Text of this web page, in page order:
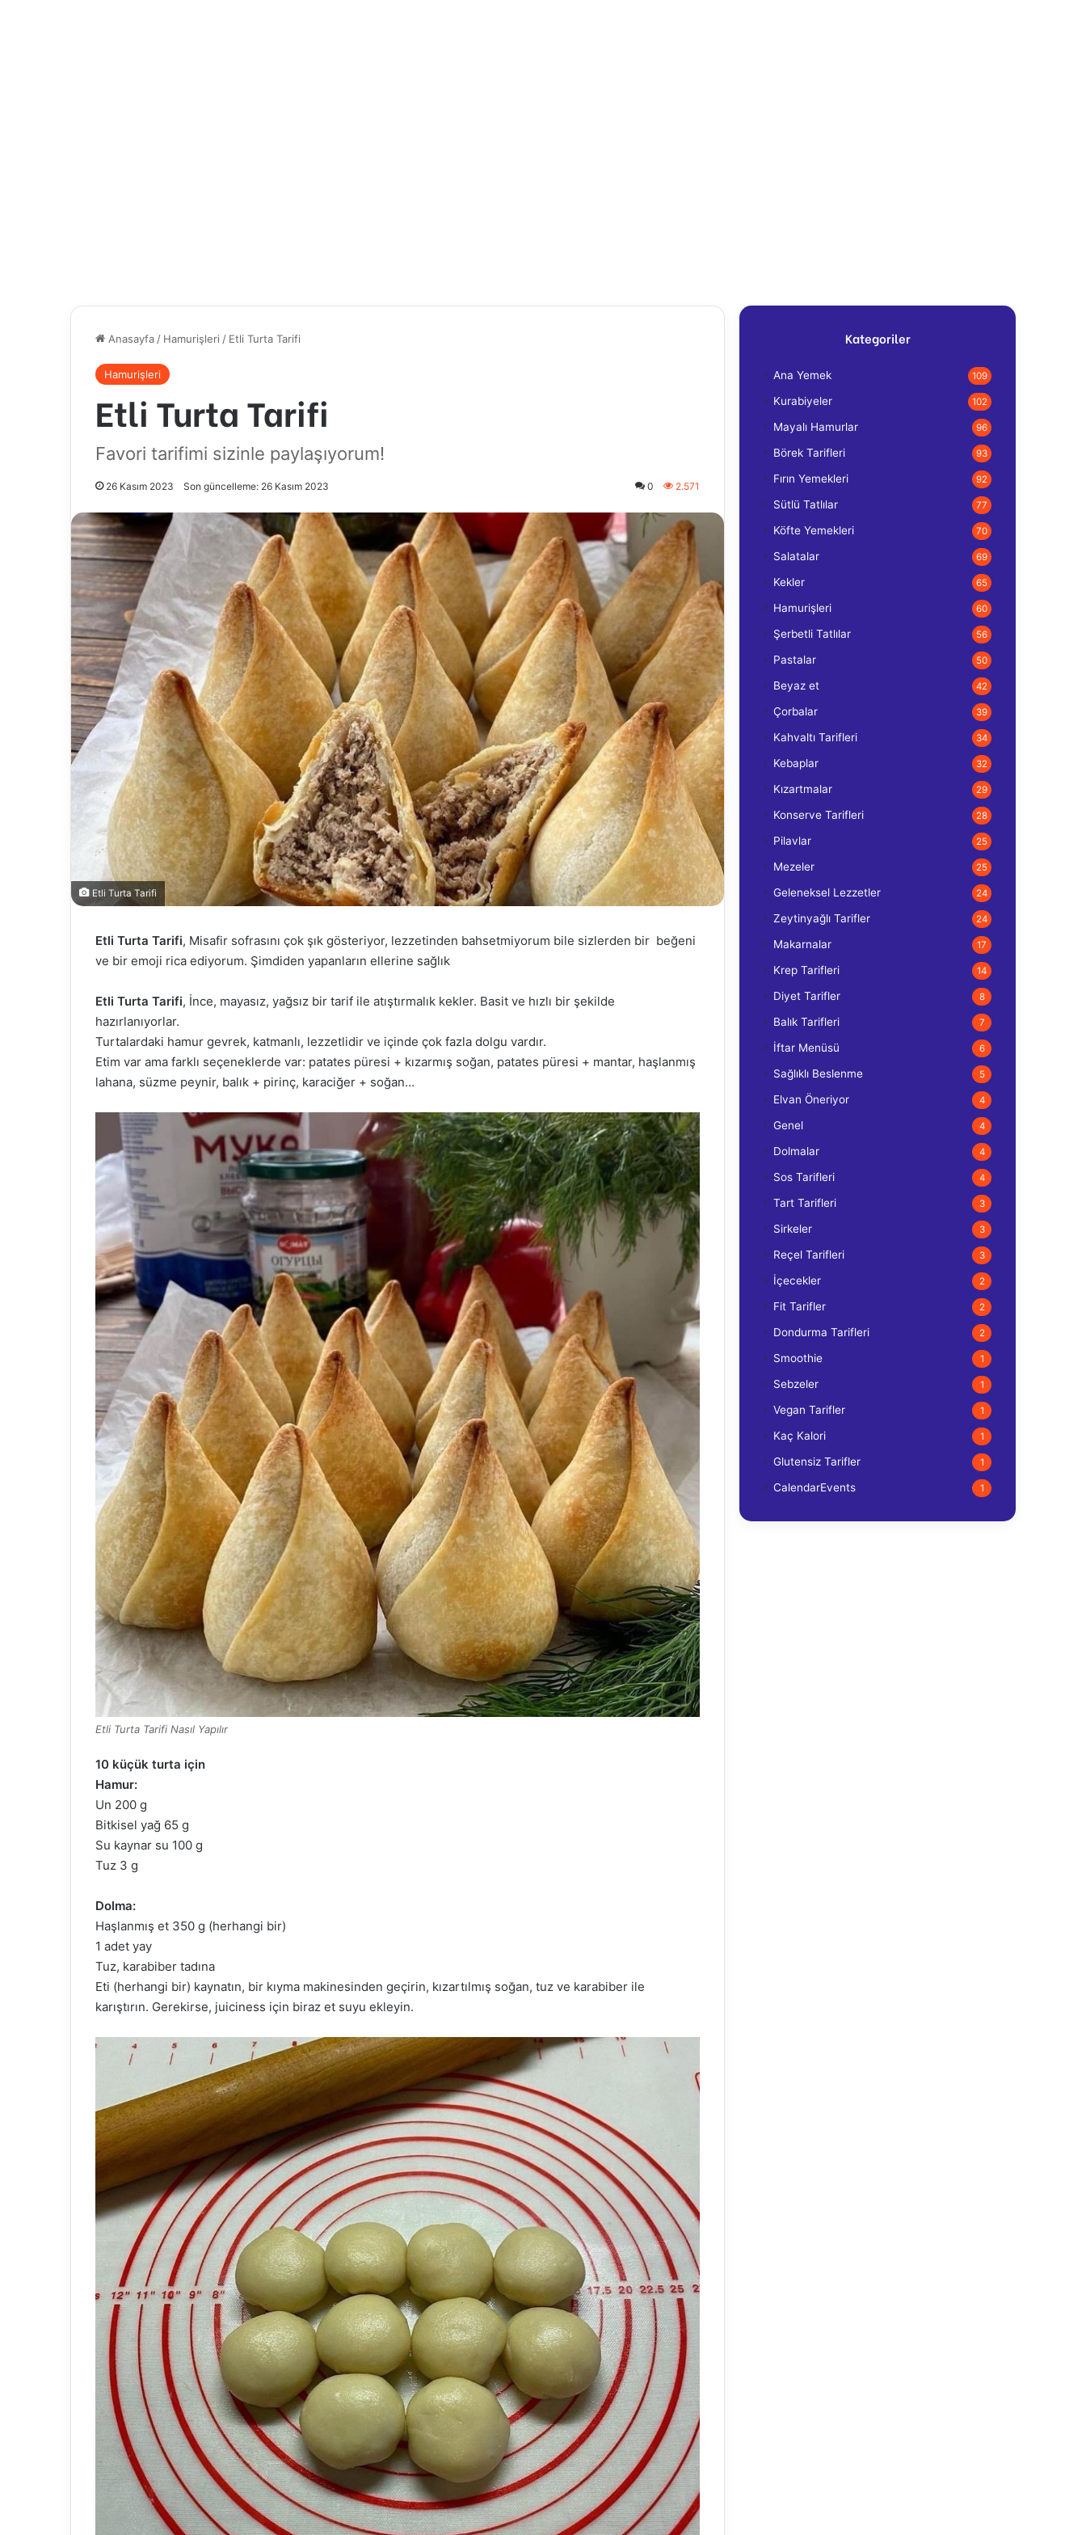
Anasayfa / Hamurişleri / Etli Turta Tarifi
Hamurişleri
Etli Turta Tarifi
Favori tarifimi sizinle paylaşıyorum!
26 Kasım 2023 Son güncelleme: 26 Kasım 2023 0 2.571
Etli Turta Tarifi
Etli Turta Tarifi, Misafir sofrasını çok şık gösteriyor, lezzetinden bahsetmiyorum bile sizlerden bir beğeni
ve bir emoji rica ediyorum. Şimdiden yapanların ellerine sağlık
Etli Turta Tarifi, İnce, mayasız, yağsız bir tarif ile atıştırmalık kekler. Basit ve hızlı bir şekilde
hazırlanıyorlar.
Turtalardaki hamur gevrek, katmanlı, lezzetlidir ve içinde çok fazla dolgu vardır.
Etim var ama farklı seçeneklerde var: patates püresi + kızarmış soğan, patates püresi + mantar, haşlanmış
lahana, süzme peynir, balık + pirinç, karaciğer + soğan…
Etli Turta Tarifi Nasıl Yapılır
10 küçük turta için
Hamur:
Un 200 g
Bitkisel yağ 65 g
Su kaynar su 100 g
Tuz 3 g
Dolma:
Haşlanmış et 350 g (herhangi bir)
1 adet yay
Tuz, karabiber tadına
Eti (herhangi bir) kaynatın, bir kıyma makinesinden geçirin, kızartılmış soğan, tuz ve karabiber ile
karıştırın. Gerekirse, juiciness için biraz et suyu ekleyin.
Kategoriler
Ana Yemek 109
Kurabiyeler 102
Mayalı Hamurlar 96
Börek Tarifleri 93
Fırın Yemekleri 92
Sütlü Tatlılar 77
Köfte Yemekleri 70
Salatalar 69
Kekler 65
Hamurişleri 60
Şerbetli Tatlılar 56
Pastalar 50
Beyaz et 42
Çorbalar 39
Kahvaltı Tarifleri 34
Kebaplar 32
Kızartmalar 29
Konserve Tarifleri 28
Pilavlar 25
Mezeler 25
Geleneksel Lezzetler 24
Zeytinyağlı Tarifler 24
Makarnalar 17
Krep Tarifleri 14
Diyet Tarifler 8
Balık Tarifleri 7
İftar Menüsü 6
Sağlıklı Beslenme 5
Elvan Öneriyor 4
Genel 4
Dolmalar 4
Sos Tarifleri 4
Tart Tarifleri 3
Sirkeler 3
Reçel Tarifleri 3
İçecekler 2
Fit Tarifler 2
Dondurma Tarifleri 2
Smoothie 1
Sebzeler 1
Vegan Tarifler 1
Kaç Kalori 1
Glutensiz Tarifler 1
CalendarEvents 1